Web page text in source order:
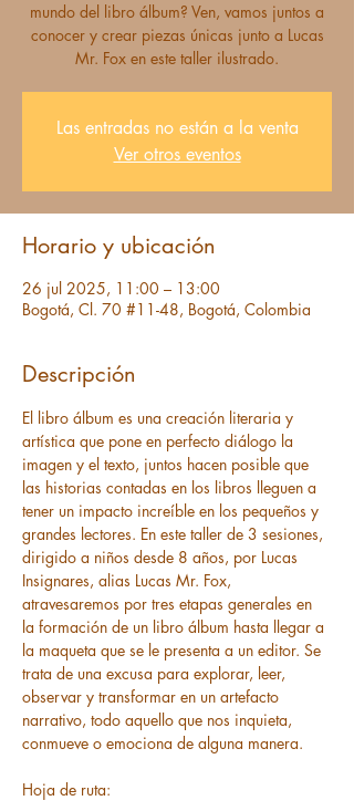
mundo del libro álbum? Ven, vamos juntos a
conocer y crear piezas únicas junto a Lucas
Las entradas no están a la venta
Ver otros eventos
Horario y ubicación
26 jul 2025, 11:00 – 13:00
Bogotá, Cl. 70 #11-48, Bogotá, Colombia
Descripción
El libro álbum es una creación literaria y
artística que pone en perfecto diálogo la
imagen y el texto, juntos hacen posible que
las historias contadas en los libros lleguen a
tener un impacto increíble en los pequeños y
grandes lectores. En este taller de 3 sesiones,
dirigido a niños desde 8 años, por Lucas
Insignares, alias Lucas Mr. Fox,
atravesaremos por tres etapas generales en
la formación de un libro álbum hasta llegar a
la maqueta que se le presenta a un editor. Se
trata de una excusa para explorar, leer,
observar y transformar en un artefacto
narrativo, todo aquello que nos inquieta,
conmueve o emociona de alguna manera.
Hoja de ruta: